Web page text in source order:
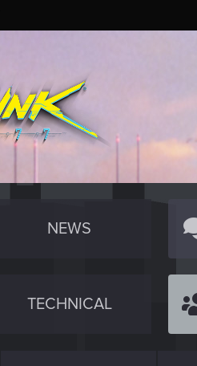
NEWS
TECHNICAL